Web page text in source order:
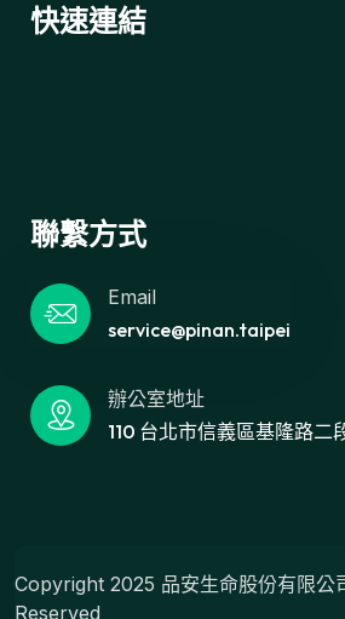
快速連結
聯繫方式
service@pinan.taipei
Email
110 台北市信義區基隆路二
辦公室地址
Copyright 2025 品安生命股份有限公
Reserved